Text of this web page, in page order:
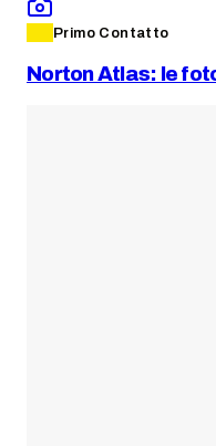
Primo Contatto
Norton Atlas: le